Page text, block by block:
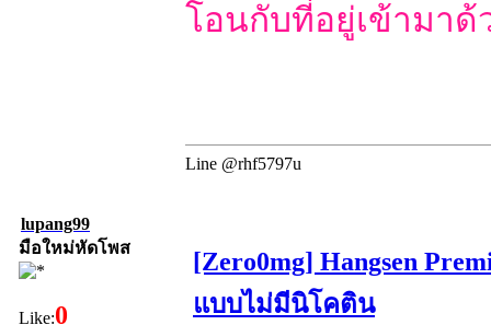
โอนกับที่อยู่เข้ามา
Line @rhf5797u
lupang99
มือใหม่หัดโพส
Like:0
[Zero0mg] Hangsen
แบบไม่มีนิโคติน